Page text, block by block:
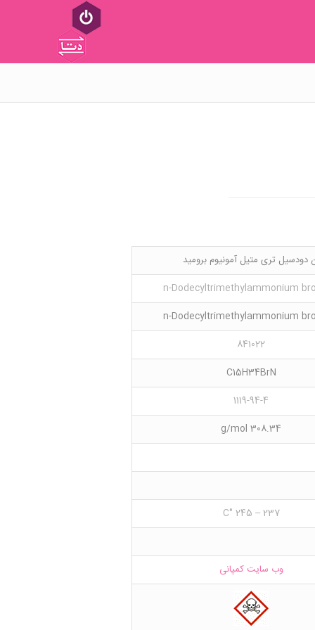
دودسیل تری متیل آمونیوم برومید
n-Dodecyltrimethylammonium
n-Dodecyltrimethylammonium
841022
C15H34BrN
1119-94-4
308.34 g/mol
237 – 245 °C
وب سایت کمپانی